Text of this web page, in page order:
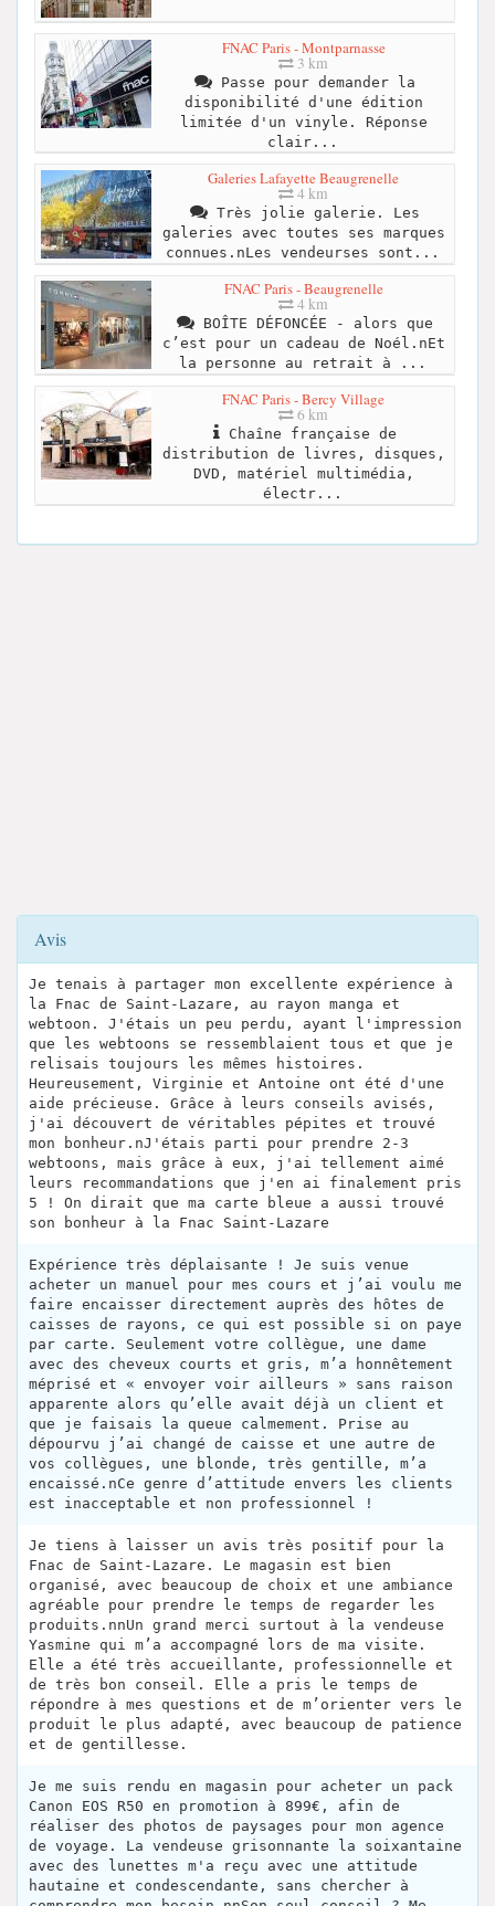
FNAC Paris - Montparnasse
3 km
Passe pour demander la
disponibilité d'une édition
limitée d'un vinyle. Réponse
clair...
Galeries Lafayette Beaugrenelle
4 km
Très jolie galerie. Les
galeries avec toutes ses marques
connues.nLes vendeurses sont...
FNAC Paris - Beaugrenelle
4 km
BOÎTE DÉFONCÉE - alors que
c’est pour un cadeau de Noél.nEt
la personne au retrait à ...
FNAC Paris - Bercy Village
6 km
Chaîne française de
distribution de livres, disques,
DVD, matériel multimédia,
électr...
Avis
Je tenais à partager mon excellente expérience à
la Fnac de Saint-Lazare, au rayon manga et
webtoon. J'étais un peu perdu, ayant l'impression
que les webtoons se ressemblaient tous et que je
relisais toujours les mêmes histoires.
Heureusement, Virginie et Antoine ont été d'une
aide précieuse. Grâce à leurs conseils avisés,
j'ai découvert de véritables pépites et trouvé
mon bonheur.nJ'étais parti pour prendre 2-3
webtoons, mais grâce à eux, j'ai tellement aimé
leurs recommandations que j'en ai finalement pris
5 ! On dirait que ma carte bleue a aussi trouvé
son bonheur à la Fnac Saint-Lazare
Expérience très déplaisante ! Je suis venue
acheter un manuel pour mes cours et j’ai voulu me
faire encaisser directement auprès des hôtes de
caisses de rayons, ce qui est possible si on paye
par carte. Seulement votre collègue, une dame
avec des cheveux courts et gris, m’a honnêtement
méprisé et « envoyer voir ailleurs » sans raison
apparente alors qu’elle avait déjà un client et
que je faisais la queue calmement. Prise au
dépourvu j’ai changé de caisse et une autre de
vos collègues, une blonde, très gentille, m’a
encaissé.nCe genre d’attitude envers les clients
est inacceptable et non professionnel !
Je tiens à laisser un avis très positif pour la
Fnac de Saint-Lazare. Le magasin est bien
organisé, avec beaucoup de choix et une ambiance
agréable pour prendre le temps de regarder les
produits.nnUn grand merci surtout à la vendeuse
Yasmine qui m’a accompagné lors de ma visite.
Elle a été très accueillante, professionnelle et
de très bon conseil. Elle a pris le temps de
répondre à mes questions et de m’orienter vers le
produit le plus adapté, avec beaucoup de patience
et de gentillesse.
Je me suis rendu en magasin pour acheter un pack
Canon EOS R50 en promotion à 899€, afin de
réaliser des photos de paysages pour mon agence
de voyage. La vendeuse grisonnante la soixantaine
avec des lunettes m'a reçu avec une attitude
hautaine et condescendante, sans chercher à